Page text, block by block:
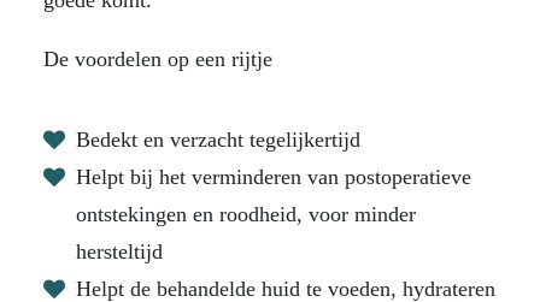
De voordelen op een rijtje
Bedekt en verzacht tegelijkertijd
Helpt bij het verminderen van postoperatieve
ontstekingen en roodheid, voor minder
hersteltijd
Helpt de behandelde huid te voeden, hydrateren